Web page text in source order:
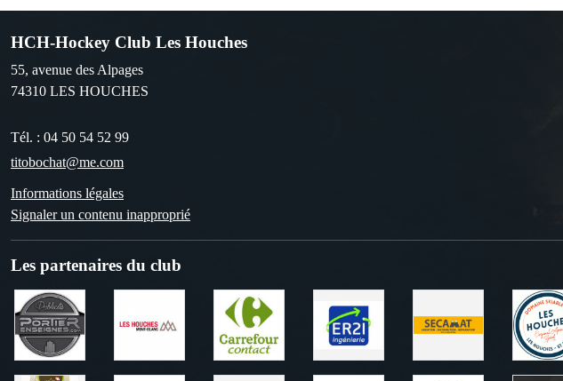
HCH-Hockey Club Les Houches
55, avenue des Alpages
74310 LES HOUCHES
Tél. : 04 50 54 52 99
titobochat@me.com
Informations légales
Signaler un contenu inapproprié
Les partenaires du club